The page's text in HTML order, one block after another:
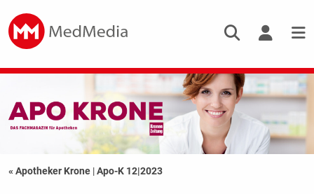
« Apotheker Krone |Apo-K 12|2023